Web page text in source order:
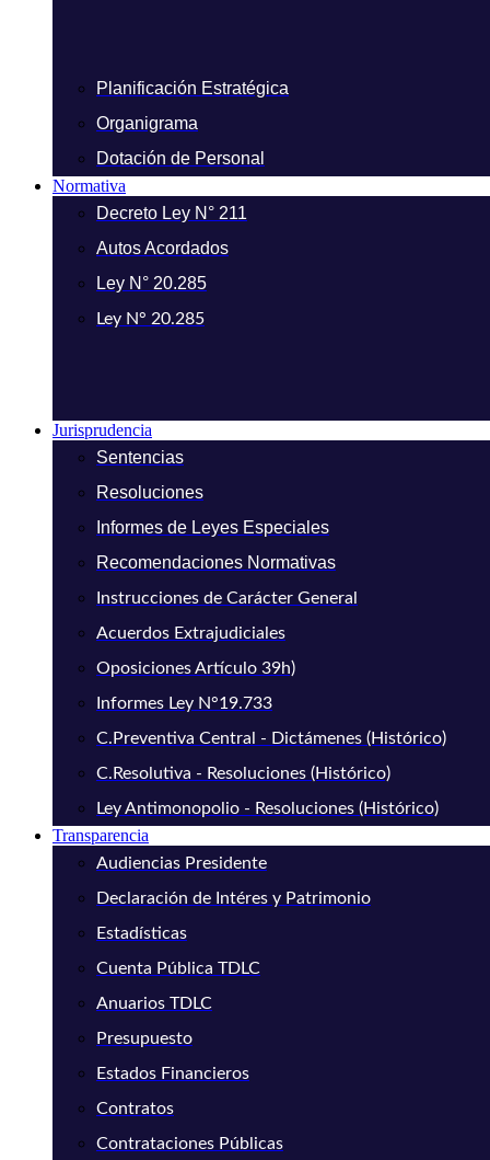
Planificación Estratégica
Organigrama
Dotación de Personal
Normativa
Decreto Ley N° 211
Autos Acordados
Ley N° 20.285
Ley N° 20.285
Jurisprudencia
Sentencias
Resoluciones
Informes de Leyes Especiales
Recomendaciones Normativas
Instrucciones de Carácter General
Acuerdos Extrajudiciales
Oposiciones Artículo 39h)
Informes Ley N°19.733
C.Preventiva Central - Dictámenes (Histórico)
C.Resolutiva - Resoluciones (Histórico)
Ley Antimonopolio - Resoluciones (Histórico)
Transparencia
Audiencias Presidente
Declaración de Intéres y Patrimonio
Estadísticas
Cuenta Pública TDLC
Anuarios TDLC
Presupuesto
Estados Financieros
Contratos
Contrataciones Públicas